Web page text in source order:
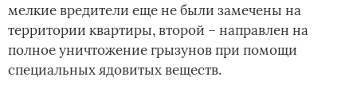
мелкие вредители еще не были замечены на
территории квартиры, второй – направлен на
полное уничтожение грызунов при помощи
специальных ядовитых веществ.